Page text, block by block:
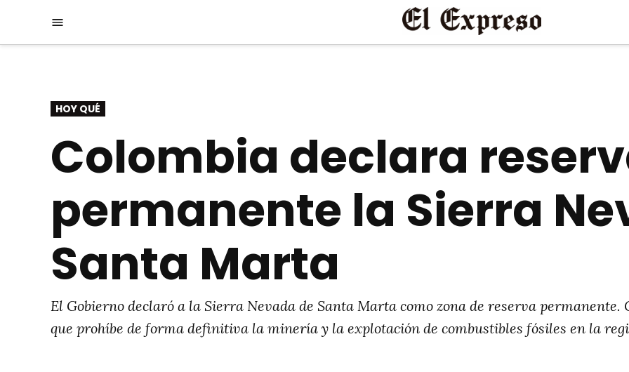
Menú
PUBLICADO
EN
HOY QUÉ
Colombia declara
permanente la Sierra
Santa Marta
El Gobierno declaró a la Sierra Nevada de Santa Marta como zona de reserva permanente.
que prohíbe de forma definitiva la minería y la explotación de combustibles fósiles en la